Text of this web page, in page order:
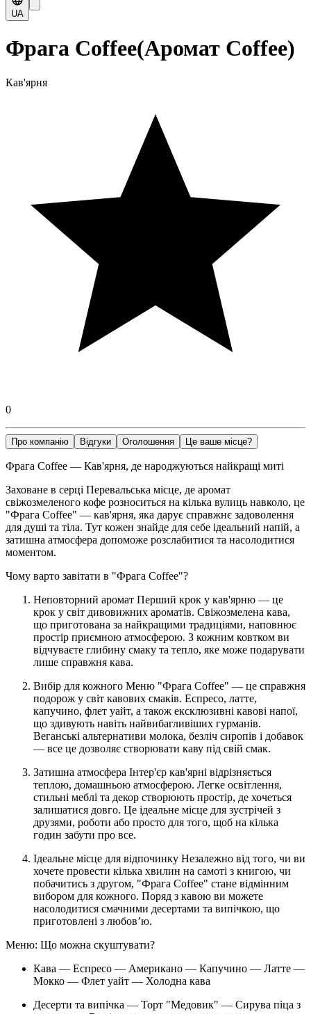
UA
Фрага Coffee(Аромат Coffee)
Кав'ярня
0
Про компанію Відгуки Оголошення Це ваше місце?
Фрага Coffee — Кав'ярня, де народжуються найкращі миті
Заховане в серці Перевальська місце, де аромат
свіжозмеленого кофе розноситься на кілька вулиць навколо, це
"Фрага Coffee" — кав'ярня, яка дарує справжнє задоволення
для душі та тіла. Тут кожен знайде для себе ідеальний напій, а
затишна атмосфера допоможе розслабитися та насолодитися
моментом.
Чому варто завітати в "Фрага Coffee"?
Неповторний аромат Перший крок у кав'ярню — це
крок у світ дивовижних ароматів. Свіжозмелена кава,
що приготована за найкращими традиціями, наповнює
простір приємною атмосферою. З кожним ковтком ви
відчуваєте глибину смаку та тепло, яке може подарувати
лише справжня кава.
Вибір для кожного Меню "Фрага Coffee" — це справжня
подорож у світ кавових смаків. Еспресо, латте,
капучино, флет уайт, а також ексклюзивні кавові напої,
що здивують навіть найвибагливіших гурманів.
Веганські альтернативи молока, безліч сиропів і добавок
— все це дозволяє створювати каву під свій смак.
Затишна атмосфера Інтер'єр кав'ярні відрізняється
теплою, домашньою атмосферою. Легке освітлення,
стильні меблі та декор створюють простір, де хочеться
залишатися довго. Це ідеальне місце для зустрічей з
друзями, роботи або просто для того, щоб на кілька
годин забути про все.
Ідеальне місце для відпочинку Незалежно від того, чи ви
хочете провести кілька хвилин на самоті з книгою, чи
побачитись з другом, "Фрага Coffee" стане відмінним
вибором для кожного. Поряд з кавою ви можете
насолодитися смачними десертами та випічкою, що
приготовлені з любов’ю.
Меню: Що можна скуштувати?
Кава — Еспресо — Американо — Капучино — Латте —
Мокко — Флет уайт — Холодна кава
Десерти та випічка — Торт "Медовик" — Сирува піца з